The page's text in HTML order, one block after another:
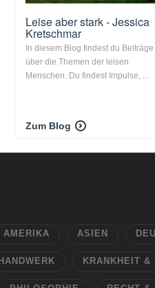
Leise aber stark - Jessica
Kretschmar
In diesem Blog findest du Beiträge
über die Themen der leisen
Menschen. Du findest Impulse, ...
Zum Blog
AMERIKA ASIEN
KRANKHEIT &